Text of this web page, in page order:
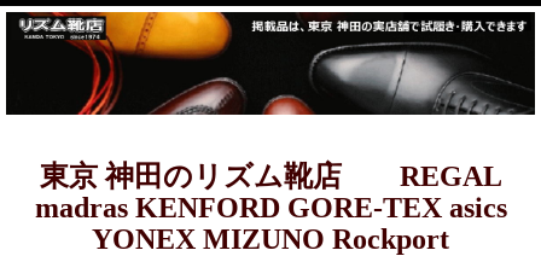
東京 神田のリズム靴店 REGAL
madras KENFORD GORE-TEX asics
YONEX MIZUNO Rockport